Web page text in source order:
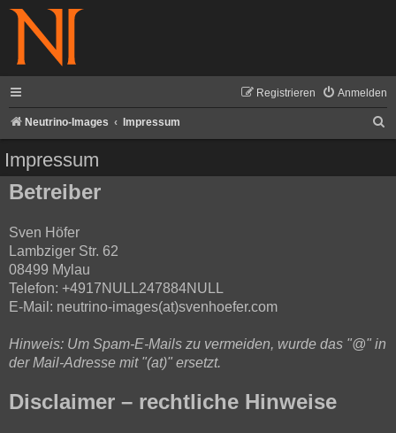
Anmelden
Registrieren
Neutrino-Images Impressum
Impressum
Betreiber
Sven Höfer
Lambziger Str. 62
08499 Mylau
Telefon: +4917NULL247884NULL
E-Mail: neutrino-images(at)svenhoefer.com
Hinweis: Um Spam-E-Mails zu vermeiden, wurde das "@" in
der Mail-Adresse mit "(at)" ersetzt.
Disclaimer – rechtliche Hinweise